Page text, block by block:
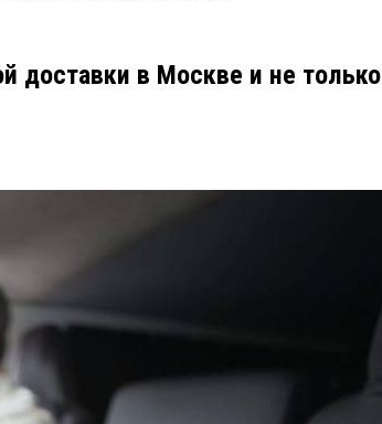
доставки в Москве и не только